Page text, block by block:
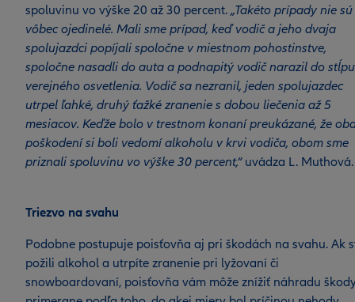
spoluvinu vo výške 20 až 30 percent. „Takéto prípady nie sú
vôbec ojedinelé. Mali sme prípad, keď vodič a jeho dvaja
spolujazdci popíjali spoločne v miestnom pohostinstve,
spoločne nasadli do auta a podnapitý vodič narazil do stĺpu
verejného osvetlenia. Vodič sa nezranil, jeden spolujazdec
utrpel ľahké, druhý ťažké zranenie s dobou liečenia až 5
mesiacov. Keďže bolo v trestnom konaní preukázané, že
poškodení si boli vedomí alkoholu v krvi vodiča, obom sme
priznali spoluvinu vo výške 30 percent,“uvádza L. Muthová.
Triezvo na svahu
Podobne postupuje poisťovňa aj pri škodách na svahu. Ak
požili alkohol a utrpíte zranenie pri lyžovaní či
snowboardovaní, poisťovňa vám môže znížiť náhradu